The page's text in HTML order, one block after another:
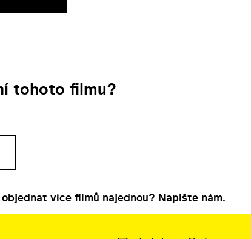
tohoto filmu?
více filmů najednou? Napište nám.